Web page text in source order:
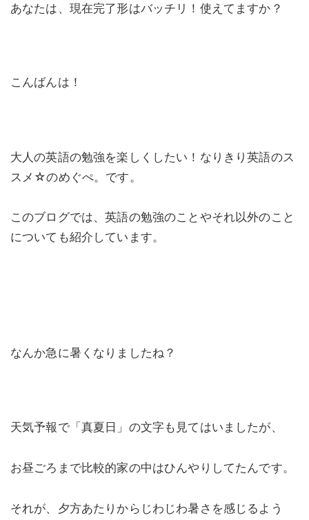
あなたは、現在完了形はバッチリ！使えてますか？
こんばんは！
大人の英語の勉強を楽しくしたい！なりきり英語のス
スメ☆のめぐぺ。です。
このブログでは、英語の勉強のことやそれ以外のこと
についても紹介しています。
なんか急に暑くなりましたね？
天気予報で「真夏日」の文字も見てはいましたが、
お昼ごろまで比較的家の中はひんやりしてたんです。
それが、夕方あたりからじわじわ暑さを感じるよう